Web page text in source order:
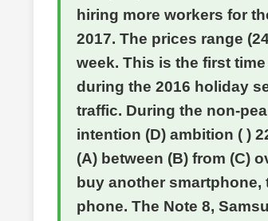
hiring more workers for
2017. The prices range
week. This is the first
during the 2016 holiday
traffic. During the non-
intention (D) ambition ( )
(A) between (B) from (C)
buy another
phone. The Note 8,